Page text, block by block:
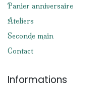
Panier anniversaire
Ateliers
Seconde main
Contact
Informations